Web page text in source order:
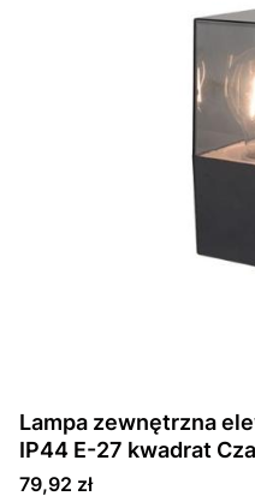
Lampa zewnętrzna
IP44 E-27 kwadrat
Cena
79,92 zł